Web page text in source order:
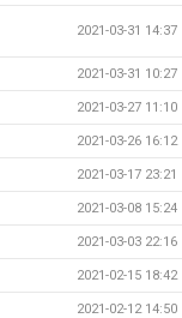
2021-03-31 14:37
2021-03-31 10:27
2021-03-27 11:10
2021-03-26 16:12
2021-03-17 23:21
2021-03-08 15:24
2021-03-03 22:16
2021-02-15 18:42
2021-02-12 14:50